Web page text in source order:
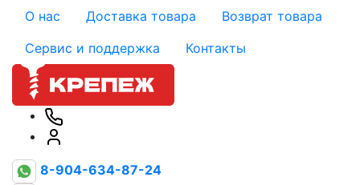
О нас Доставка товара
Возврат товара
Сервис и поддержка
Контакты
8-904-634-87-24